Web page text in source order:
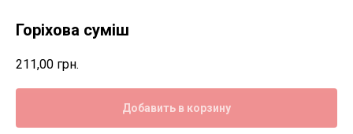
Горіхова суміш
211,00 грн.
Добавить в корзину